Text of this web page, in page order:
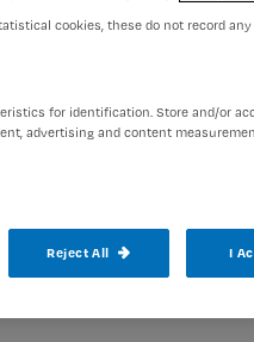
opleiding
cookies, these do not record
for identification. Store and/or
advertising and content
Reject All I